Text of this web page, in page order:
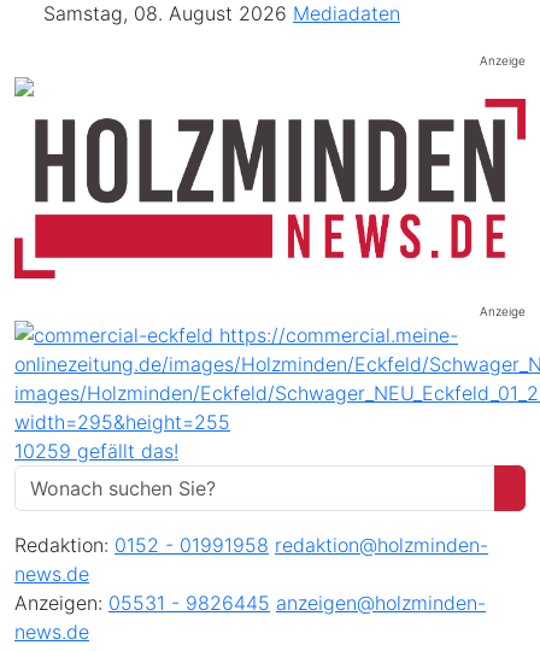
Samstag, 08. August 2026 Mediadaten
Anzeige
Anzeige
10259 gefällt das!
Redaktion: 0152 - 01991958 redaktion@holzminden-
news.de
Anzeigen: 05531 - 9826445 anzeigen@holzminden-
news.de